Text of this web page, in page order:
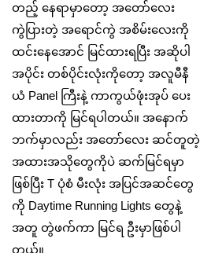
တည့် နေရာမှာတော့ အတော်လေး
ကွဲပြားတဲ့ အရောင်ကွဲ အစိမ်းလေးကို
ထင်းနေအောင် မြင်ထားရပြီး အဆိုပါ
အပိုင်း တစ်ပိုင်းလုံးကိုတော့ အလူမီနီ
ယံ Panel ကြီးနဲ့ ကာကွယ်ဖုံးအုပ် ပေး
ထားတာကို မြင်ရပါတယ်။ အနောက်
ဘက်မှာလည်း အတော်လေး ဆင်တူတဲ့
အထားအသိုတွေကိုပဲ ဆက်မြင်ရမှာ
ဖြစ်ပြီး T ပုံစံ မီးလုံး အပြင်အဆင်တွေ
ကို Daytime Running Lights တွေနဲ့
အတူ တွဲဖက်ကာ မြင်ရ ဦးမှာဖြစ်ပါ
တယ်။